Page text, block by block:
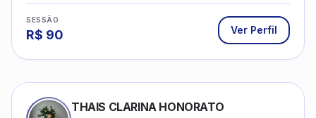
SESSÃO
R$ 90 Ver Perfil
THAIS CLARINA HONORATO